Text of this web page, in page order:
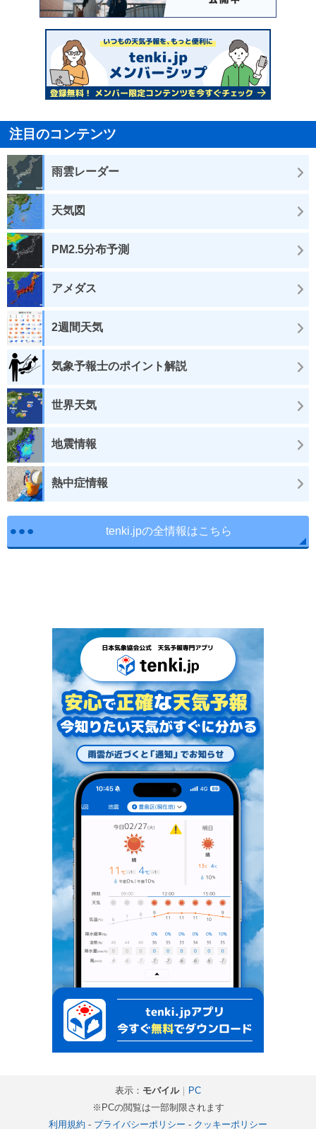
注目のコンテンツ
雨雲レーダー
天気図
PM2.5分布予測
アメダス
2週間天気
気象予報士のポイント解説
世界天気
地震情報
熱中症情報
tenki.jpの全情報はこちら
表示： モバイル｜ PC
※PCの閲覧は一部制限されます
利用規約 - プライバシーポリシー - クッキーポリシー